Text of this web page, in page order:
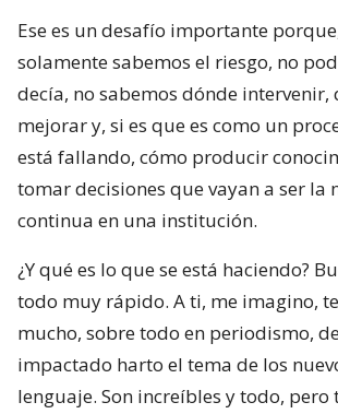
Ese es un desafío importante
solamente sabemos el riesgo, no
decía, no sabemos dónde intervenir,
mejorar y, si es que es como un
está fallando, cómo producir
tomar decisiones que vayan a ser la
continua en una institución.
¿Y qué es lo que se está haciendo?
todo muy rápido. A ti, me imagino,
mucho, sobre todo en periodismo,
impactado harto el tema de los
lenguaje. Son increíbles y todo, pero